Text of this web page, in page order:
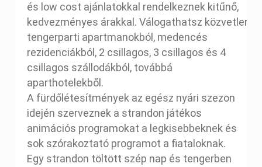
és low cost ajánlatokkal rendelkeznek kitűnő,
kedvezményes árakkal. Válogathatsz közvetlen
tengerparti apartmanokból, medencés
rezidenciákból, 2 csillagos, 3 csillagos és 4
csillagos szállodákból, továbbá
aparthotelekből.
A fürdőlétesítmények az egész nyári szezon
idején szerveznek a strandon játékos
animációs programokat a legkisebbeknek és
sok szórakoztató programot a fiataloknak.
Egy strandon töltött szép nap és tengerben